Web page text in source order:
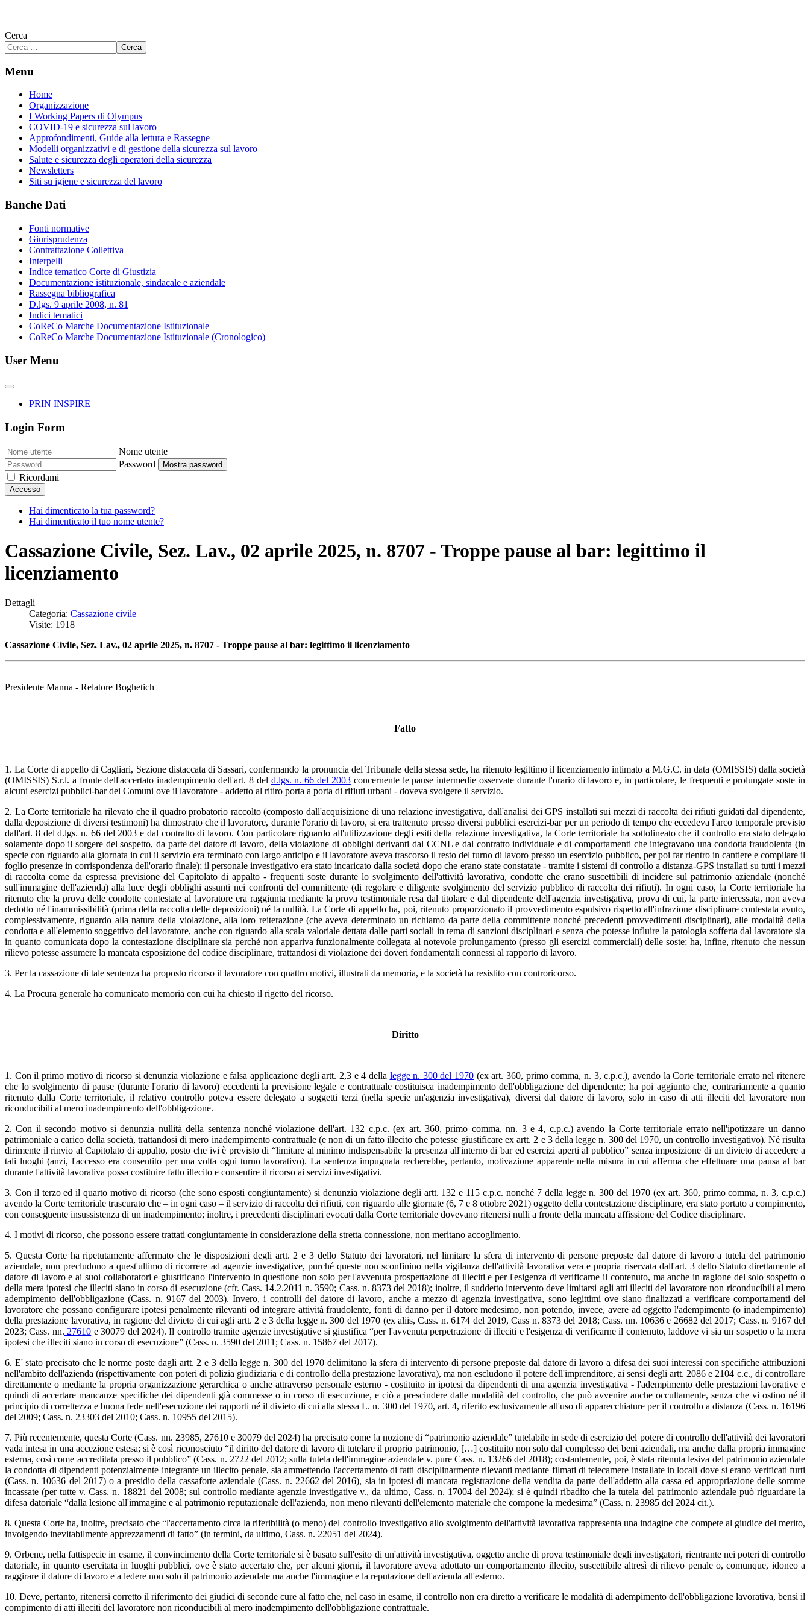
Cerca
Cerca
Menu
Home
Organizzazione
I Working Papers di Olympus
COVID-19 e sicurezza sul lavoro
Approfondimenti, Guide alla lettura e Rassegne
Modelli organizzativi e di gestione della sicurezza sul lavoro
Salute e sicurezza degli operatori della sicurezza
Newsletters
Siti su igiene e sicurezza del lavoro
Banche Dati
Fonti normative
Giurisprudenza
Contrattazione Collettiva
Interpelli
Indice tematico Corte di Giustizia
Documentazione istituzionale, sindacale e aziendale
Rassegna bibliografica
D.lgs. 9 aprile 2008, n. 81
Indici tematici
CoReCo Marche Documentazione Istituzionale
CoReCo Marche Documentazione Istituzionale (Cronologico)
User Menu
PRIN INSPIRE
Login Form
Nome utente
Password
Mostra password
Ricordami
Accesso
Hai dimenticato la tua password?
Hai dimenticato il tuo nome utente?
Cassazione Civile, Sez. Lav., 02 aprile 2025, n. 8707 - Troppe pause al bar: legittimo il
licenziamento
Dettagli
Categoria: Cassazione civile
Visite: 1918
Cassazione Civile, Sez. Lav., 02 aprile 2025, n. 8707 - Troppe pause al bar: legittimo il licenziamento
Presidente Manna - Relatore Boghetich
Fatto
1. La Corte di appello di Cagliari, Sezione distaccata di Sassari, confermando la pronuncia del Tribunale della stessa sede, ha ritenuto legittimo il licenziamento intimato a M.G.C. in data (OMISSIS) dalla società
(OMISSIS) S.r.l. a fronte dell'accertato inadempimento dell'art. 8 del d.lgs. n. 66 del 2003concernente le pause intermedie osservate durante l'orario di lavoro e, in particolare, le frequenti e prolungate soste in
alcuni esercizi pubblici-bar dei Comuni ove il lavoratore - addetto al ritiro porta a porta di rifiuti urbani - doveva svolgere il servizio.
2. La Corte territoriale ha rilevato che il quadro probatorio raccolto (composto dall'acquisizione di una relazione investigativa, dall'analisi dei GPS installati sui mezzi di raccolta dei rifiuti guidati dal dipendente,
dalla deposizione di diversi testimoni) ha dimostrato che il lavoratore, durante l'orario di lavoro, si era trattenuto presso diversi pubblici esercizi-bar per un periodo di tempo che eccedeva l'arco temporale previsto
dall'art. 8 del d.lgs. n. 66 del 2003 e dal contratto di lavoro. Con particolare riguardo all'utilizzazione degli esiti della relazione investigativa, la Corte territoriale ha sottolineato che il controllo era stato delegato
solamente dopo il sorgere del sospetto, da parte del datore di lavoro, della violazione di obblighi derivanti dal CCNL e dal contratto individuale e di comportamenti che integravano una condotta fraudolenta (in
specie con riguardo alla giornata in cui il servizio era terminato con largo anticipo e il lavoratore aveva trascorso il resto del turno di lavoro presso un esercizio pubblico, per poi far rientro in cantiere e compilare il
foglio presenze in corrispondenza dell'orario finale); il personale investigativo era stato incaricato dalla società dopo che erano state constatate - tramite i sistemi di controllo a distanza-GPS installati su tutti i mezzi
di raccolta come da espressa previsione del Capitolato di appalto - frequenti soste durante lo svolgimento dell'attività lavorativa, condotte che erano suscettibili di incidere sul patrimonio aziendale (nonché
sull'immagine dell'azienda) alla luce degli obblighi assunti nei confronti del committente (di regolare e diligente svolgimento del servizio pubblico di raccolta dei rifiuti). In ogni caso, la Corte territoriale ha
ritenuto che la prova delle condotte contestate al lavoratore era raggiunta mediante la prova testimoniale resa dal titolare e dal dipendente dell'agenzia investigativa, prova di cui, la parte interessata, non aveva
dedotto né l'inammissibilità (prima della raccolta delle deposizioni) né la nullità. La Corte di appello ha, poi, ritenuto proporzionato il provvedimento espulsivo rispetto all'infrazione disciplinare contestata avuto,
complessivamente, riguardo alla natura della violazione, alla loro reiterazione (che aveva determinato un richiamo da parte della committente nonché precedenti provvedimenti disciplinari), alle modalità della
condotta e all'elemento soggettivo del lavoratore, anche con riguardo alla scala valoriale dettata dalle parti sociali in tema di sanzioni disciplinari e senza che potesse influire la patologia sofferta dal lavoratore sia
in quanto comunicata dopo la contestazione disciplinare sia perché non appariva funzionalmente collegata al notevole prolungamento (presso gli esercizi commerciali) delle soste; ha, infine, ritenuto che nessun
rilievo potesse assumere la mancata esposizione del codice disciplinare, trattandosi di violazione dei doveri fondamentali connessi al rapporto di lavoro.
3. Per la cassazione di tale sentenza ha proposto ricorso il lavoratore con quattro motivi, illustrati da memoria, e la società ha resistito con controricorso.
4. La Procura generale ha comunicato memoria con cui ha chiesto il rigetto del ricorso.
Diritto
1. Con il primo motivo di ricorso si denunzia violazione e falsa applicazione degli artt. 2,3 e 4 della legge n. 300 del 1970 (ex art. 360, primo comma, n. 3, c.p.c.), avendo la Corte territoriale errato nel ritenere
che lo svolgimento di pause (durante l'orario di lavoro) eccedenti la previsione legale e contrattuale costituisca inadempimento dell'obbligazione del dipendente; ha poi aggiunto che, contrariamente a quanto
ritenuto dalla Corte territoriale, il relativo controllo poteva essere delegato a soggetti terzi (nella specie un'agenzia investigativa), diversi dal datore di lavoro, solo in caso di atti illeciti del lavoratore non
riconducibili al mero inadempimento dell'obbligazione.
2. Con il secondo motivo si denunzia nullità della sentenza nonché violazione dell'art. 132 c.p.c. (ex art. 360, primo comma, nn. 3 e 4, c.p.c.) avendo la Corte territoriale errato nell'ipotizzare un danno
patrimoniale a carico della società, trattandosi di mero inadempimento contrattuale (e non di un fatto illecito che potesse giustificare ex artt. 2 e 3 della legge n. 300 del 1970, un controllo investigativo). Né risulta
dirimente il rinvio al Capitolato di appalto, posto che ivi è previsto di “limitare al minimo indispensabile la presenza all'interno di bar ed esercizi aperti al pubblico” senza imposizione di un divieto di accedere a
tali luoghi (anzi, l'accesso era consentito per una volta ogni turno lavorativo). La sentenza impugnata recherebbe, pertanto, motivazione apparente nella misura in cui afferma che effettuare una pausa al bar
durante l'attività lavorativa possa costituire fatto illecito e consentire il ricorso ai servizi investigativi.
3. Con il terzo ed il quarto motivo di ricorso (che sono esposti congiuntamente) si denunzia violazione degli artt. 132 e 115 c.p.c. nonché 7 della legge n. 300 del 1970 (ex art. 360, primo comma, n. 3, c.p.c.)
avendo la Corte territoriale trascurato che – in ogni caso – il servizio di raccolta dei rifiuti, con riguardo alle giornate (6, 7 e 8 ottobre 2021) oggetto della contestazione disciplinare, era stato portato a compimento,
con conseguente insussistenza di un inadempimento; inoltre, i precedenti disciplinari evocati dalla Corte territoriale dovevano ritenersi nulli a fronte della mancata affissione del Codice disciplinare.
4. I motivi di ricorso, che possono essere trattati congiuntamente in considerazione della stretta connessione, non meritano accoglimento.
5. Questa Corte ha ripetutamente affermato che le disposizioni degli artt. 2 e 3 dello Statuto dei lavoratori, nel limitare la sfera di intervento di persone preposte dal datore di lavoro a tutela del patrimonio
aziendale, non precludono a quest'ultimo di ricorrere ad agenzie investigative, purché queste non sconfinino nella vigilanza dell'attività lavorativa vera e propria riservata dall'art. 3 dello Statuto direttamente al
datore di lavoro e ai suoi collaboratori e giustificano l'intervento in questione non solo per l'avvenuta prospettazione di illeciti e per l'esigenza di verificarne il contenuto, ma anche in ragione del solo sospetto o
della mera ipotesi che illeciti siano in corso di esecuzione (cfr. Cass. 14.2.2011 n. 3590; Cass. n. 8373 del 2018); inoltre, il suddetto intervento deve limitarsi agli atti illeciti del lavoratore non riconducibili al mero
adempimento dell'obbligazione (Cass. n. 9167 del 2003). Invero, i controlli del datore di lavoro, anche a mezzo di agenzia investigativa, sono legittimi ove siano finalizzati a verificare comportamenti del
lavoratore che possano configurare ipotesi penalmente rilevanti od integrare attività fraudolente, fonti di danno per il datore medesimo, non potendo, invece, avere ad oggetto l'adempimento (o inadempimento)
della prestazione lavorativa, in ragione del divieto di cui agli artt. 2 e 3 della legge n. 300 del 1970 (ex aliis, Cass. n. 6174 del 2019, Cass n. 8373 del 2018; Cass. nn. 10636 e 26682 del 2017; Cass. n. 9167 del
2023; Cass. nn. 27610 e 30079 del 2024). Il controllo tramite agenzie investigative si giustifica “per l'avvenuta perpetrazione di illeciti e l'esigenza di verificarne il contenuto, laddove vi sia un sospetto o la mera
ipotesi che illeciti siano in corso di esecuzione” (Cass. n. 3590 del 2011; Cass. n. 15867 del 2017).
6. E' stato precisato che le norme poste dagli artt. 2 e 3 della legge n. 300 del 1970 delimitano la sfera di intervento di persone preposte dal datore di lavoro a difesa dei suoi interessi con specifiche attribuzioni
nell'ambito dell'azienda (rispettivamente con poteri di polizia giudiziaria e di controllo della prestazione lavorativa), ma non escludono il potere dell'imprenditore, ai sensi degli artt. 2086 e 2104 c.c., di controllare
direttamente o mediante la propria organizzazione gerarchica o anche attraverso personale esterno - costituito in ipotesi da dipendenti di una agenzia investigativa - l'adempimento delle prestazioni lavorative e
quindi di accertare mancanze specifiche dei dipendenti già commesse o in corso di esecuzione, e ciò a prescindere dalle modalità del controllo, che può avvenire anche occultamente, senza che vi ostino né il
principio di correttezza e buona fede nell'esecuzione dei rapporti né il divieto di cui alla stessa L. n. 300 del 1970, art. 4, riferito esclusivamente all'uso di apparecchiature per il controllo a distanza (Cass. n. 16196
del 2009; Cass. n. 23303 del 2010; Cass. n. 10955 del 2015).
7. Più recentemente, questa Corte (Cass. nn. 23985, 27610 e 30079 del 2024) ha precisato come la nozione di “patrimonio aziendale” tutelabile in sede di esercizio del potere di controllo dell'attività dei lavoratori
vada intesa in una accezione estesa; si è così riconosciuto “il diritto del datore di lavoro di tutelare il proprio patrimonio, […] costituito non solo dal complesso dei beni aziendali, ma anche dalla propria immagine
esterna, così come accreditata presso il pubblico” (Cass. n. 2722 del 2012; sulla tutela dell'immagine aziendale v. pure Cass. n. 13266 del 2018); costantemente, poi, è stata ritenuta lesiva del patrimonio aziendale
la condotta di dipendenti potenzialmente integrante un illecito penale, sia ammettendo l'accertamento di fatti disciplinarmente rilevanti mediante filmati di telecamere installate in locali dove si erano verificati furti
(Cass. n. 10636 del 2017) o a presidio della cassaforte aziendale (Cass. n. 22662 del 2016), sia in ipotesi di mancata registrazione della vendita da parte dell'addetto alla cassa ed appropriazione delle somme
incassate (per tutte v. Cass. n. 18821 del 2008; sul controllo mediante agenzie investigative v., da ultimo, Cass. n. 17004 del 2024); si è quindi ribadito che la tutela del patrimonio aziendale può riguardare la
difesa datoriale “dalla lesione all'immagine e al patrimonio reputazionale dell'azienda, non meno rilevanti dell'elemento materiale che compone la medesima” (Cass. n. 23985 del 2024 cit.).
8. Questa Corte ha, inoltre, precisato che “l'accertamento circa la riferibilità (o meno) del controllo investigativo allo svolgimento dell'attività lavorativa rappresenta una indagine che compete al giudice del merito,
involgendo inevitabilmente apprezzamenti di fatto” (in termini, da ultimo, Cass. n. 22051 del 2024).
9. Orbene, nella fattispecie in esame, il convincimento della Corte territoriale si è basato sull'esito di un'attività investigativa, oggetto anche di prova testimoniale degli investigatori, rientrante nei poteri di controllo
datoriale, in quanto esercitata in luoghi pubblici, ove è stato accertato che, per alcuni giorni, il lavoratore aveva adottato un comportamento illecito, suscettibile altresì di rilievo penale o, comunque, idoneo a
raggirare il datore di lavoro e a ledere non solo il patrimonio aziendale ma anche l'immagine e la reputazione dell'azienda all'esterno.
10. Deve, pertanto, ritenersi corretto il riferimento dei giudici di seconde cure al fatto che, nel caso in esame, il controllo non era diretto a verificare le modalità di adempimento dell'obbligazione lavorativa, bensì il
compimento di atti illeciti del lavoratore non riconducibili al mero inadempimento dell'obbligazione contrattuale.